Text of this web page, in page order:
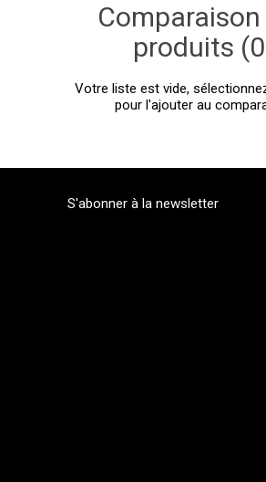
Comparaison
produits
Votre liste est vide,
pour l'ajouter au
S'abonner à la newsletter